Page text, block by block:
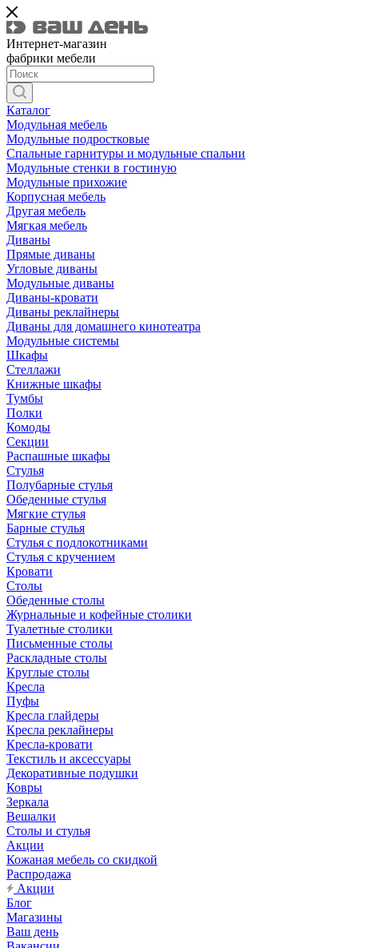
Интернет-магазин
фабрики мебели
Каталог
Модульная мебель
Модульные подростковые
Спальные гарнитуры и модульные спальни
Модульные стенки в гостиную
Модульные прихожие
Корпусная мебель
Другая мебель
Мягкая мебель
Диваны
Прямые диваны
Угловые диваны
Модульные диваны
Диваны-кровати
Диваны реклайнеры
Диваны для домашнего кинотеатра
Модульные системы
Шкафы
Стеллажи
Книжные шкафы
Тумбы
Полки
Комоды
Секции
Распашные шкафы
Стулья
Полубарные стулья
Обеденные стулья
Мягкие стулья
Барные стулья
Стулья с подлокотниками
Стулья с кручением
Кровати
Столы
Обеденные столы
Журнальные и кофейные столики
Туалетные столики
Письменные столы
Раскладные столы
Круглые столы
Кресла
Пуфы
Кресла глайдеры
Кресла реклайнеры
Кресла-кровати
Текстиль и аксессуары
Декоративные подушки
Ковры
Зеркала
Вешалки
Столы и стулья
Акции
Кожаная мебель со скидкой
Распродажа
Акции
Блог
Магазины
Ваш день